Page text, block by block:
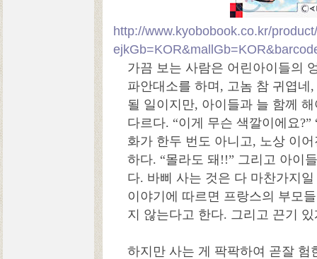
http://www.kyobobook.co.kr/
가끔 보는 사람은 어린아이들의
파안대소를 하며, 고놈 참 귀엽
될 일이지만, 아이들과 늘 함께
다르다. “이게 무슨 색깔이에요
화가 한두 번도 아니고, 노상 이
하다. “몰라도 돼!!” 그리고 아이
다. 바삐 사는 것은 다 마찬가지
이야기에 따르면 프랑스의 부모
지 않는다고 한다. 그리고 끈기
하지만 사는 게 팍팍하여 곧잘